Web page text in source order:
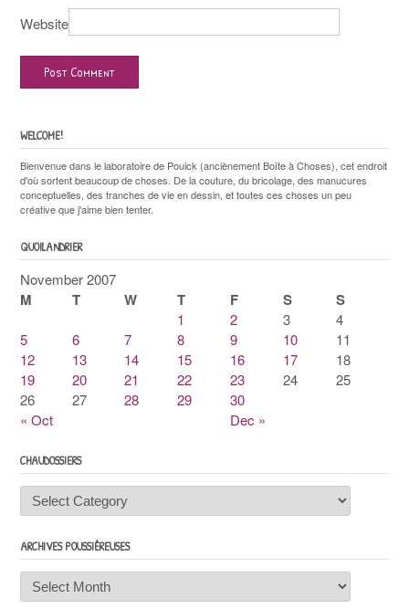
Website
WELCOME!
Bienvenue dans le laboratoire de Pouick (anciènement Boîte à Choses), cet endroit
d'où sortent beaucoup de choses. De la couture, du bricolage, des manucures
conceptuelles, des tranches de vie en dessin, et toutes ces choses un peu
créative que j'aime bien tenter.
QUOILANDRIER
November 2007
M T W T F S S
« Oct Dec »
1 2 3
4
5
6 7 8 9 10
11
12
13 14 15 16 17
18
19
20 21 22 23 24
25
26
27 28 29 30
CHAUDOSSIERS
Chaudossiers
ARCHIVES POUSSIÉREUSES
Archives
poussiéreuses